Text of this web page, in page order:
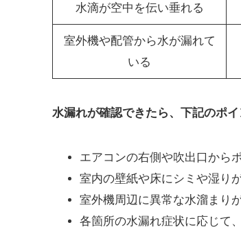
水滴が空中を伝い垂れる
室外機や配管から水が漏れて
いる
水漏れが確認できたら、下記のポ
エアコンの右側や吹出口から
室内の壁紙や床にシミや湿り
室外機周辺に異常な水溜まり
各箇所の水漏れ症状に応じて